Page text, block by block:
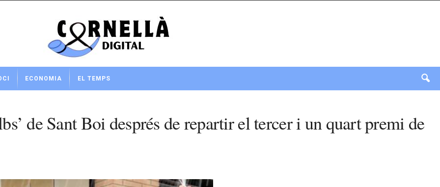
ECONOMIA EL TEMPS
de Sant Boi després de repartir el tercer i un quart premi de